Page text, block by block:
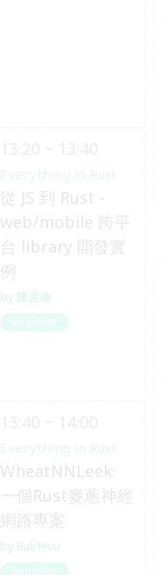
Everything in Rust
從 JS 到 Rust -
web/mobile 跨平
台 library 開發實
例
陳孟偉
Beginner
Everything in Rust
WheatNNLeek:
一個Rust麥蔥神經
網路專案
Bali Hsu
Beginner